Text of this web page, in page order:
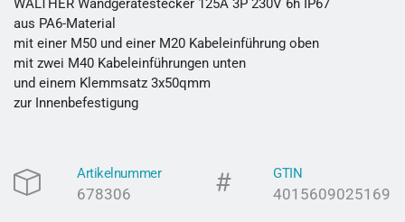
WALTHER Wandgerätestecker 125A 3P 230V 6h IP67
aus PA6-Material
mit einer M50 und einer M20 Kabeleinführung oben
mit zwei M40 Kabeleinführungen unten
und einem Klemmsatz 3x50qmm
zur Innenbefestigung
Artikelnummer
678306
GTIN
4015609025169